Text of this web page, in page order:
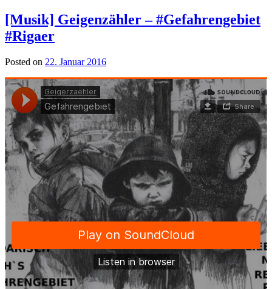
[Musik] Geigenzähler – #Gefahrengebiet
#Rigaer
Posted on 22. Januar 2016